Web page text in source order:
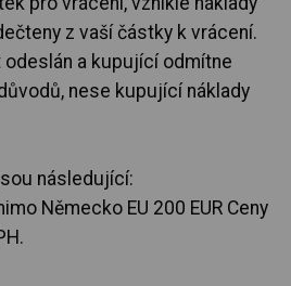
z vaší částky k vrácení.
a kupující odmítne
nese kupující náklady
následující:
Německo EU 200 EUR Ceny